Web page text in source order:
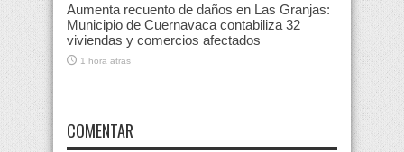
Aumenta recuento de daños en Las Granjas:
Municipio de Cuernavaca contabiliza 32
viviendas y comercios afectados
1 hora atras
COMENTAR